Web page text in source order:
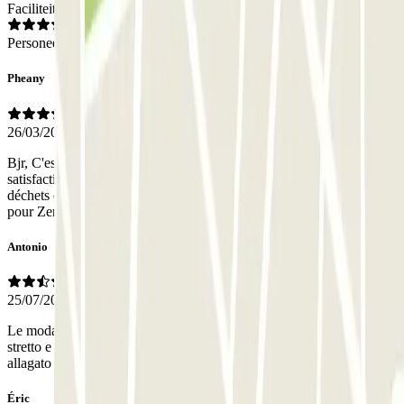
Faciliteiten
Personeel
Pheany
26/03/2026
Bjr, C'est la 1ère fois que j'utilise cette formule qui m'a donné
satisfaction. Néanmoins, le plus dérangeant était la présence de
déchets en tout genre au fond des différents emplacements réservés
pour Zenpark qui donne un sentiment d'insécurité. Bàv
Antonio
25/07/2025
Le modalità di accesso automatico sono buone. Il box n.17 è molto
stretto e soprattutto pieno di rifiuti di ogni genere e completamente
allagato
Éric